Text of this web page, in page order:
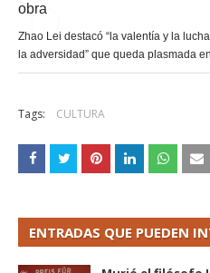
Zhao Lei destacó “la valentía y la
la adversidad” que queda plasmada
Tags: CULTURA
ENTRADAS QUE PUEDEN